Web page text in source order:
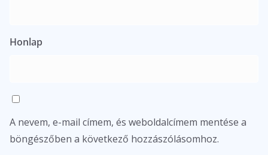
Honlap
A nevem, e-mail címem, és weboldalcímem mentése a
böngészőben a következő hozzászólásomhoz.